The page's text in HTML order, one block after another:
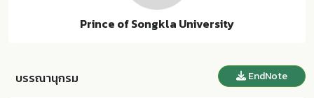
Prince of Songkla University
บรรณานุกรม EndNote